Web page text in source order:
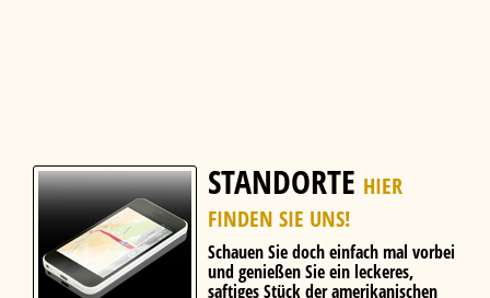
STANDORTE HIER
FINDEN SIE UNS!
Schauen Sie doch einfach mal vorbei
und genießen Sie ein leckeres,
saftiges Stück der amerikanischen